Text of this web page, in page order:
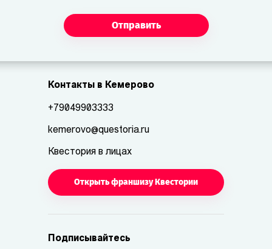
Отправить
Контакты в Кемерово
+79049903333
kemerovo@questoria.ru
Квестория в лицах
Открыть франшизу Квестории
Подписывайтесь